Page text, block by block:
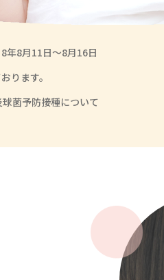
8月11日～8月16日
ります。
菌予防接種について